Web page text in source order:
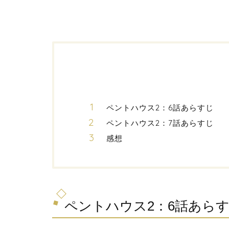
ペントハウス2：6話あらすじ
ペントハウス2：7話あらすじ
感想
ペントハウス2：6話あら